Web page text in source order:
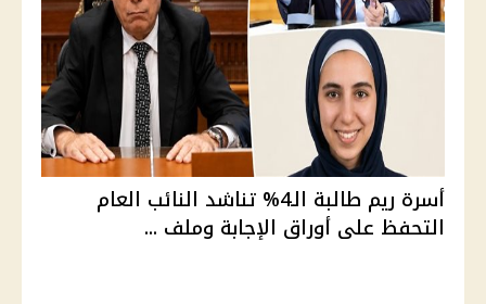
أسرة ريم طالبة الـ4% تناشد النائب العام
التحفظ على أوراق الإجابة وملف ...